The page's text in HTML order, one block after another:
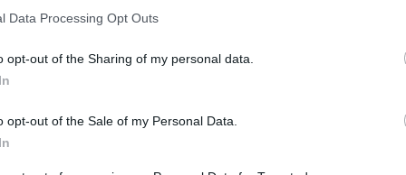
Data Processing Opt Outs
opt-out of the Sharing of my personal data.
opt-out of the Sale of my Personal Data.
να επιτρέψει σε αμερικανικά τάνκερ να
αποστολές μεγάλης
των Β-52